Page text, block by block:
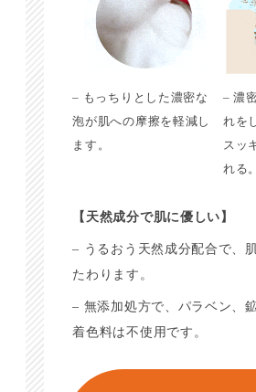
– もっちりとした濃密な
泡が肌への摩擦を軽減し
ます。
– 濃
れを
スッ
れる。
【天然成分で肌に優しい】
– うるおう天然成分配合で、
たわります。
– 無添加処方で、パラベン、
着色料は不使用です。